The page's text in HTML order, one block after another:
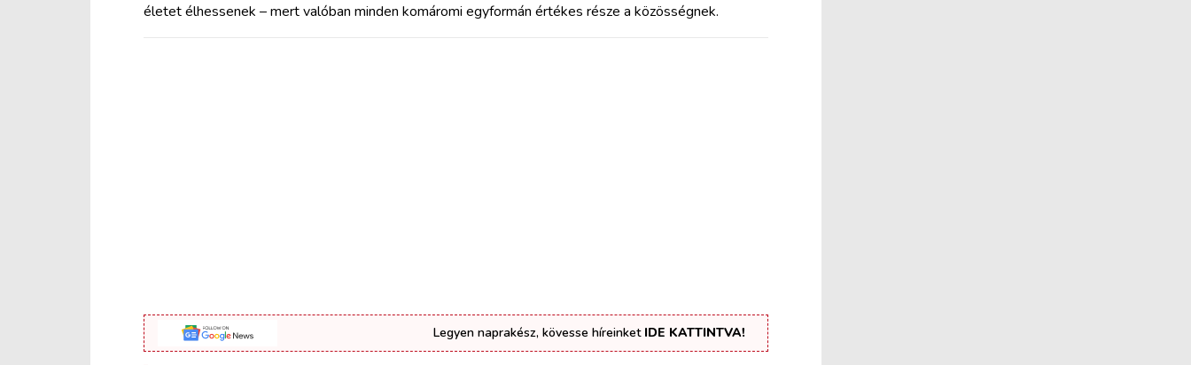
életet élhessenek – mert valóban minden komáromi egyformán értékes része a közösségnek.
Legyen naprakész, kövesse híreinket IDE KATTINTVA!